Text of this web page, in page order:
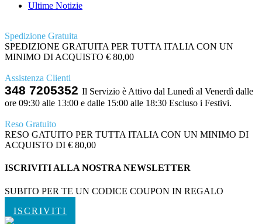
Ultime Notizie
Spedizione Gratuita
SPEDIZIONE GRATUITA PER TUTTA ITALIA CON UN
MINIMO DI ACQUISTO € 80,00
Assistenza Clienti
348 7205352 Il Servizio è Attivo dal Lunedì al Venerdì dalle
ore 09:30 alle 13:00 e dalle 15:00 alle 18:30 Escluso i Festivi.
Reso Gratuito
RESO GATUITO PER TUTTA ITALIA CON UN MINIMO DI
ACQUISTO DI € 80,00
ISCRIVITI ALLA NOSTRA NEWSLETTER
SUBITO PER TE UN CODICE COUPON IN REGALO
ISCRIVITI